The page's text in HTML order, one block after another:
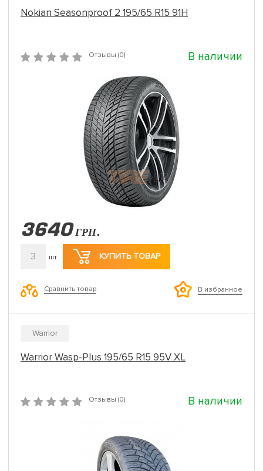
Nokian Seasonproof 2 195/65 R15 91H
Отзывы (0) В наличии
3640 ГРН.
3 шт КУПИТЬ ТОВАР
Сравнить товар В избранное
Warrior
Warrior Wasp-Plus 195/65 R15 95V XL
Отзывы (0) В наличии